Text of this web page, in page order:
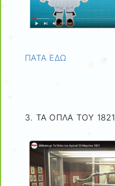
ΠΑΤΑ ΕΔΩ
3. ΤΑ ΟΠΛΑ ΤΟΥ 1821